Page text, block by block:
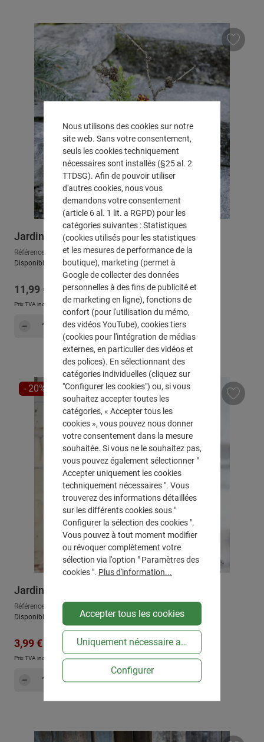
Jardinière "bois flotté"
Référence : 520505
Disponible, délai de livraison : env. 2-3 jours ouvrables
Prix régulier :
11,99 €
Prix TVA incluse, en sus Frais d'expédition
Quantité de produit : Entrez la quantité
Dans le panier
RÉDUCTION
- 20%
Jardinière "petit sapin"
Référence : 520518
Disponible, délai de livraison : env. 2-3 jours ouvrables
Prix de vente :
3,99 € Prix régulier :
Prix TVA incluse, en sus Frais d'expédition
Quantité de produit : Entrez la quantité
Dans le panier
Nous utilisons des cookies sur notre
site web. Sans votre consentement,
seuls les cookies techniquement
nécessaires sont installés (§25 al. 2
TTDSG). Afin de pouvoir utiliser
d'autres cookies, nous vous
demandons votre consentement
(article 6 al. 1 lit. a RGPD) pour les
catégories suivantes : Statistiques
(cookies utilisés pour les statistiques
et les mesures de performance de la
boutique), marketing (permet à
Google de collecter des données
personnelles à des fins de publicité et
de marketing en ligne), fonctions de
confort (pour l'utilisation du mémo,
des vidéos YouTube), cookies tiers
(cookies pour l'intégration de médias
externes, en particulier des vidéos et
des polices). En sélectionnant des
catégories individuelles (cliquez sur
"Configurer les cookies") ou, si vous
souhaitez accepter toutes les
catégories, « Accepter tous les
cookies », vous pouvez nous donner
votre consentement dans la mesure
souhaitée. Si vous ne le souhaitez pas,
vous pouvez également sélectionner "
Accepter uniquement les cookies
techniquement nécessaires ". Vous
trouverez des informations détaillées
sur les différents cookies sous "
Configurer la sélection des cookies ".
Vous pouvez à tout moment modifier
ou révoquer complètement votre
sélection via l'option " Paramètres des
cookies ". Plus d'information...
Accepter tous les cookies
Uniquement nécessaire au niveau technique
Configurer